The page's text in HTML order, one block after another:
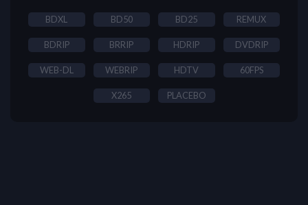
BDXL BD50 BD25 REMUX
BDRIP BRRIP HDRIP DVDRIP
WEB-DL WEBRIP HDTV 60FPS
X265 PLACEBO